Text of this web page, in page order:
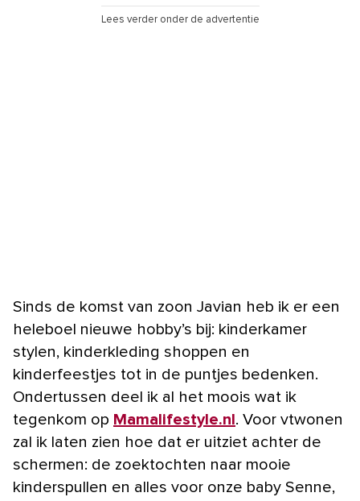
Lees verder onder de advertentie
Sinds de komst van zoon Javian heb ik er een
heleboel nieuwe hobby’s bij: kinderkamer
stylen, kinderkleding shoppen en
kinderfeestjes tot in de puntjes bedenken.
Ondertussen deel ik al het moois wat ik
tegenkom op Mamalifestyle.nl . Voor vtwonen
zal ik laten zien hoe dat er uitziet achter de
schermen: de zoektochten naar mooie
kinderspullen en alles voor onze baby Senne,